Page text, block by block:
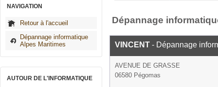
NAVIGATION
Retour à l'accueil
Dépannage informatique
Alpes Maritimes
AUTOUR DE L'INFORMATIQUE
Dépannage
VINCENT - Dépannage
AVENUE DE GRASSE
06580 Pégomas